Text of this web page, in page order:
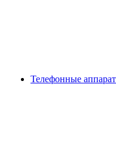
Телефонные